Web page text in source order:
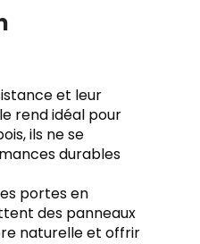
et leur
rend idéal pour
ils ne se
durables
portes en
des panneaux
naturelle et offrir